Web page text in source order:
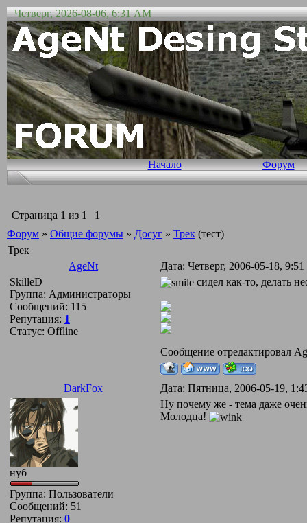
Четверг, 2026-08-06, 6:31 AM
Начало Форум
Страница 1 из 1
1
Форум » Общие форумы » Досуг » Трек (тест)
Трек
AgeNt
Дата: Четверг, 2006-05-18,
SkilleD
Группа: Администраторы
Сообщений: 115
Репутация: 1
Статус: Offline
сидел как-то, делать
Сообщение отредактировал
DarkFox Дата: Пятница, 2006-05-19,
нуб
Группа: Пользователи
Сообщений: 51
Репутация: 0
Ну почему же - тема даже
Молодца!